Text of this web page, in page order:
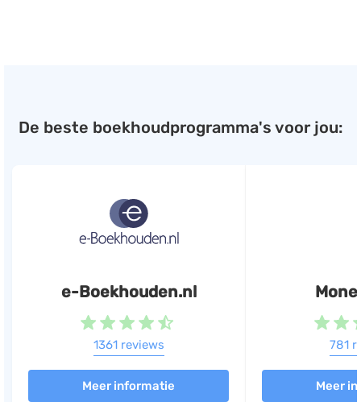
De beste boekhoudprogramma's voor jou:
e-Boekhouden.nl
1361 reviews
Meer informatie
781
Meer